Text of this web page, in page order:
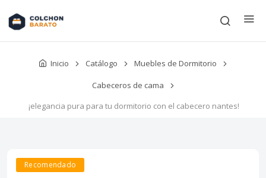
Inicio Catálogo Muebles de Dormitorio
Cabeceros de cama
¡elegancia pura para tu dormitorio con el cabecero nantes!
Recomendado